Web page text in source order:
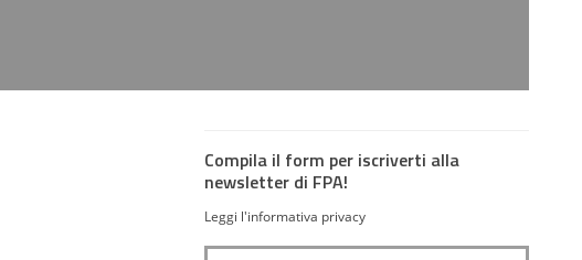
Compila il form per iscriverti alla
newsletter di FPA!
Leggi l'informativa privacy